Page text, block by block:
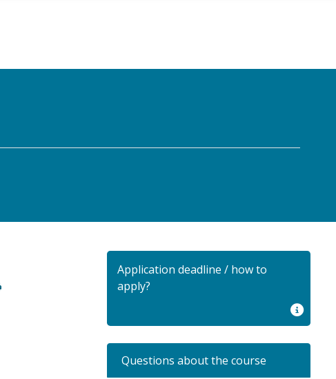
Application deadline / how to
apply?
Questions about the course